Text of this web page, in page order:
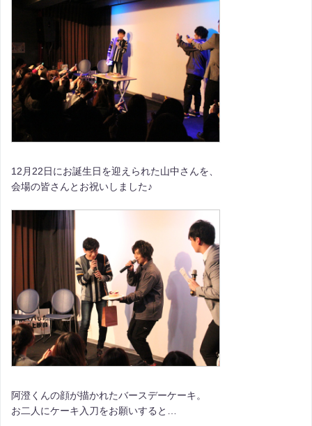
12月22日にお誕生日を迎えられた山中さんを、
会場の皆さんとお祝いしました♪
阿澄くんの顔が描かれたバースデーケーキ。
お二人にケーキ入刀をお願いすると…